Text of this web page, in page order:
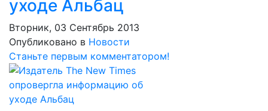
уходе Альбац
Вторник, 03 Сентябрь 2013
Опубликовано в Новости
Станьте первым комментатором!